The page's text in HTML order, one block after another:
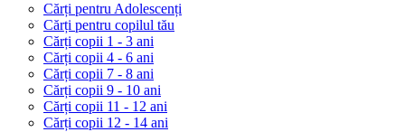
Cărți pentru Adolescenți
Cărți pentru copilul tău
Cărți copii 1 - 3 ani
Cărți copii 4 - 6 ani
Cărți copii 7 - 8 ani
Cărți copii 9 - 10 ani
Cărți copii 11 - 12 ani
Cărți copii 12 - 14 ani